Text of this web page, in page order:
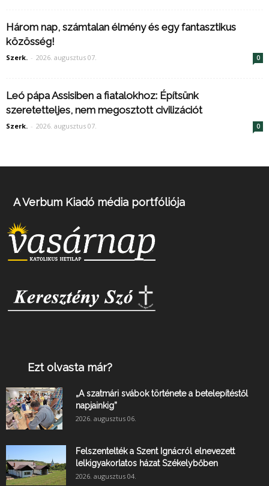
Három nap, számtalan élmény és egy fantasztikus
közösség!
Szerk. - 2026. augusztus 07. 0
Leó pápa Assisiben a fiatalokhoz: Építsünk
szeretetteljes, nem megosztott civilizációt
Szerk. - 2026. augusztus 07. 0
A Verbum Kiadó média portfóliója
Ezt olvasta már?
„A szatmári svábok története a betelepítéstől
napjainkig”
2026. augusztus 06.
Felszentelték a Szent Ignácról elnevezett
lelkigyakorlatos házat Székelybőben
2026. augusztus 04.